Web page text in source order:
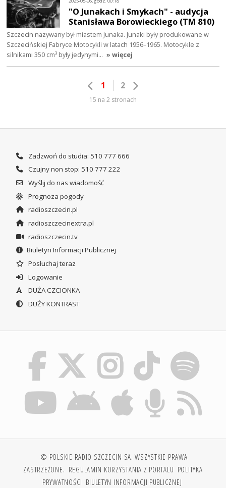
"O Junakach i Smykach" - audycja
Stanisława Borowieckiego (TM 810)
Szczecin nazywany był miastem Junaka. Junaki były produkowane w
Szczecińskiej Fabryce Motocykli w latach 1956–1965. Motocykle z
silnikami 350 cm³ były jedynymi… » więcej
1 2
15 na 2 stronach
Zadzwoń do studia: 510 777 666
Czujny non stop: 510 777 222
Wyślij do nas wiadomość
Prognoza pogody
radioszczecin.pl
radioszczecinextra.pl
radioszczecin.tv
Biuletyn Informacji Publicznej
Posłuchaj teraz
Logowanie
DUŻA CZCIONKA
DUŻY KONTRAST
© POLSKIE RADIO SZCZECIN SA. WSZYSTKIE PRAWA
ZASTRZEŻONE. REGULAMIN KORZYSTANIA Z PORTALU POLITYKA
PRYWATNOŚCI BIULETYN INFORMACJI PUBLICZNEJ